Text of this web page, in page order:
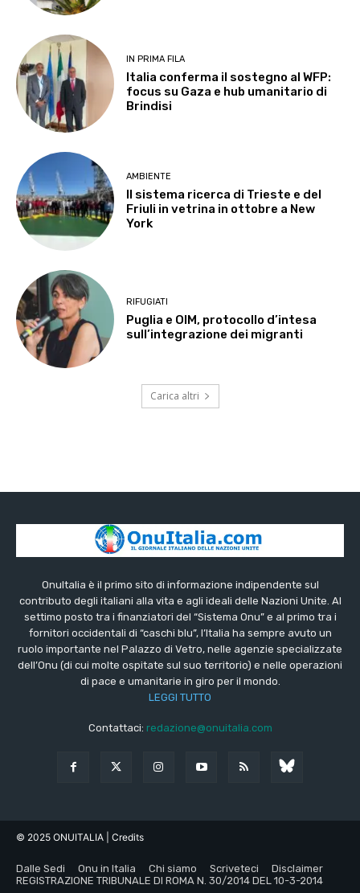
IN PRIMA FILA
Italia conferma il sostegno al WFP:
focus su Gaza e hub umanitario di
Brindisi
AMBIENTE
Il sistema ricerca di Trieste e del
Friuli in vetrina in ottobre a New
York
RIFUGIATI
Puglia e OIM, protocollo d’intesa
sull’integrazione dei migranti
Carica altri
OnuItalia è il primo sito di informazione indipendente sul
contributo degli italiani alla vita e agli ideali delle Nazioni Unite. Al
settimo posto tra i finanziatori del “Sistema Onu” e al primo tra i
fornitori occidentali di “caschi blu”, l’Italia ha sempre avuto un
ruolo importante nel Palazzo di Vetro, nelle agenzie specializzate
dell’Onu (di cui molte ospitate sul suo territorio) e nelle operazioni
di pace e umanitarie in giro per il mondo.
LEGGI TUTTO
Contattaci: redazione@onuitalia.com
© 2025 ONUITALIA | Credits
Dalle Sedi Onu in Italia Chi siamo Scriveteci
Disclaimer
REGISTRAZIONE TRIBUNALE DI ROMA N. 30/2014 DEL 10-3-2014